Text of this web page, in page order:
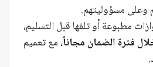
مسؤوليتهم.
مطبوعة أو تلفها قبل التسليم،
فترة الضمان مجاناً، مع تعميم